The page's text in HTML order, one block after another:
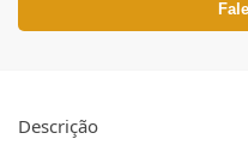
Descrição